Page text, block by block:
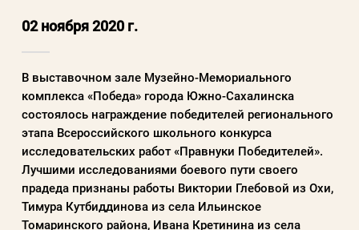
ВХОД В ЛИЧНЫЙ КАБИНЕТ
Логин (электронная почта)
Пароль
02 ноября 2020 г.
В выставочном зале Музейно-Мемориального
комплекса «Победа» города Южно-Сахалинска
состоялось награждение победителей регионального
этапа Всероссийского школьного конкурса
исследовательских работ «Правнуки Победителей».
Лучшими исследованиями боевого пути своего
прадеда признаны работы Виктории Глебовой из Охи,
Тимура Кутбиддинова из села Ильинское
Томаринского района, Ивана Кретинина из села